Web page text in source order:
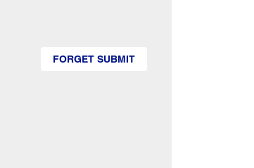
FORGET SUBMIT